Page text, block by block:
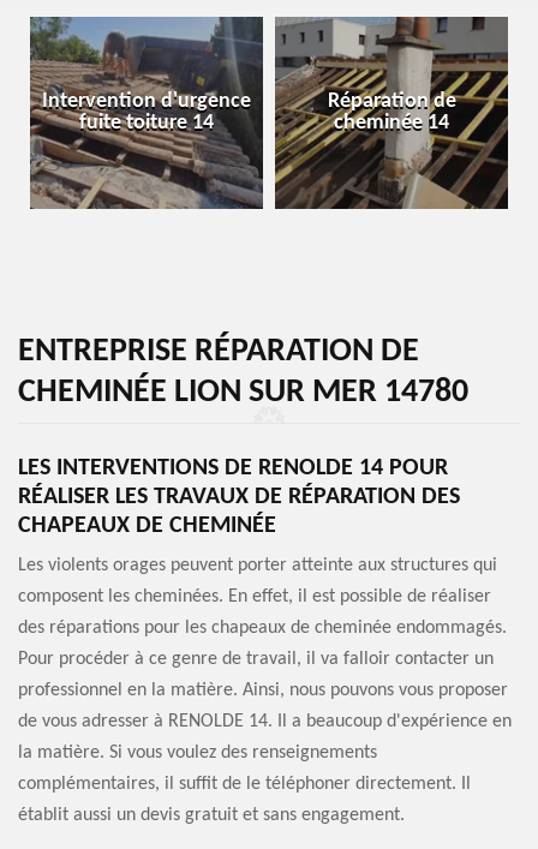
Intervention d'urgence
fuite toiture 14
Réparation de
cheminée 14
ENTREPRISE RÉPARATION DE
CHEMINÉE LION SUR MER 14780
LES INTERVENTIONS DE RENOLDE 14 POUR
RÉALISER LES TRAVAUX DE RÉPARATION DES
CHAPEAUX DE CHEMINÉE
Les violents orages peuvent porter atteinte aux structures qui
composent les cheminées. En effet, il est possible de réaliser
des réparations pour les chapeaux de cheminée endommagés.
Pour procéder à ce genre de travail, il va falloir contacter un
professionnel en la matière. Ainsi, nous pouvons vous proposer
de vous adresser à RENOLDE 14. Il a beaucoup d'expérience en
la matière. Si vous voulez des renseignements
complémentaires, il suffit de le téléphoner directement. Il
établit aussi un devis gratuit et sans engagement.